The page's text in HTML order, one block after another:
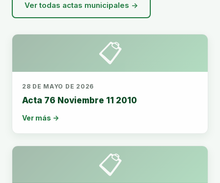
Ver todas actas municipales →
📋
28 DE MAYO DE 2026
Acta 76 Noviembre 11 2010
Ver más →
📋